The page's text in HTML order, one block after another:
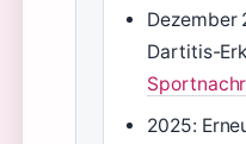
Dezember
Dartitis-
2025: